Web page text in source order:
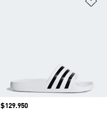
Precio
$129.950